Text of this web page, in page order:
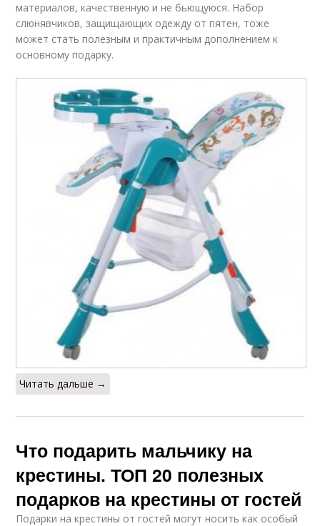
материалов, качественную и не бьющуюся. Набор
слюнявчиков, защищающих одежду от пятен, тоже
может стать полезным и практичным дополнением к
основному подарку.
Читать дальше →
Что подарить мальчику на
крестины. ТОП 20 полезных
подарков на крестины от гостей
Подарки на крестины от гостей могут носить как особый